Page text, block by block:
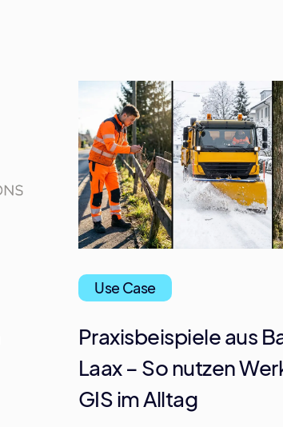
Use Case
Praxisbeispiele aus
Laax – So nutzen
GIS im Alltag